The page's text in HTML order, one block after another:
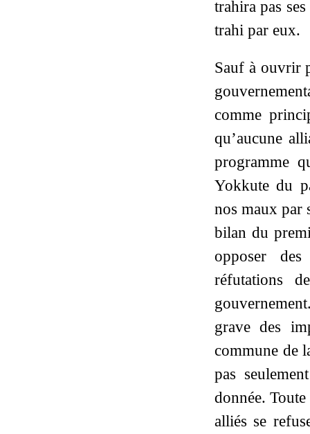
trahira pas
trahi par eux.
Sauf à ouvrir
comme
qu’aucune
programme
Yokkute du
nos maux par
bilan du
opposer
réfutations
grave des
commune de
pas
donnée.
alliés se